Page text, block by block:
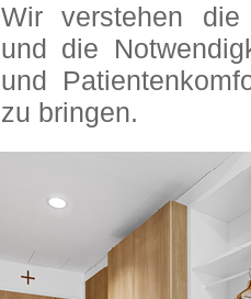
Wir verstehen die
und die
und
zu bringen.